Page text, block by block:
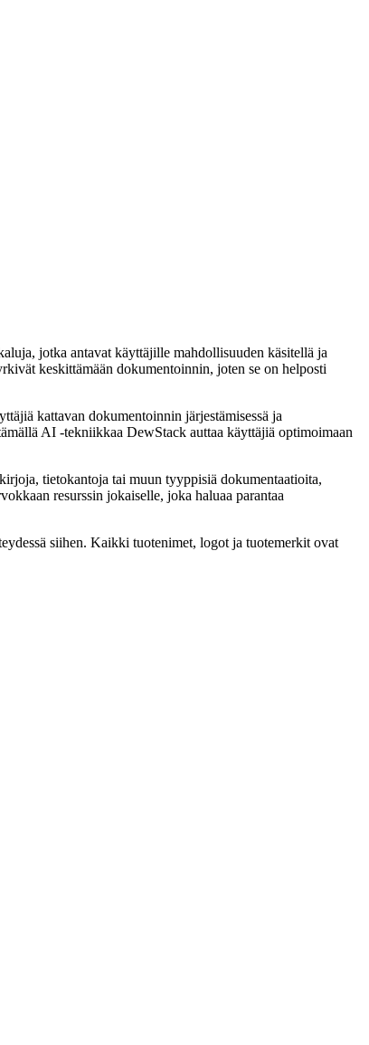
jotka antavat käyttäjille mahdollisuuden käsitellä ja
keskittämään dokumentoinnin, joten se on helposti
kattavan dokumentoinnin järjestämisessä ja
AI -tekniikkaa DewStack auttaa käyttäjiä optimoimaan
tietokantoja tai muun tyyppisiä dokumentaatioita,
resurssin jokaiselle, joka haluaa parantaa
siihen. Kaikki tuotenimet, logot ja tuotemerkit ovat